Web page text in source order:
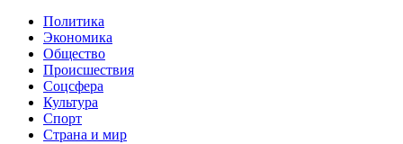
Политика
Экономика
Общество
Происшествия
Соцсфера
Культура
Спорт
Страна и мир